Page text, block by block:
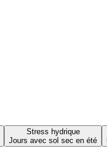
Stress hydrique
Jours avec sol sec en été